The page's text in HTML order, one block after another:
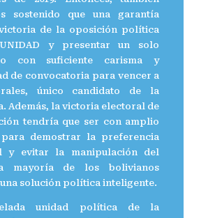
sostenido que una garantía
de la oposición política
y presentar un solo
con suficiente carisma y
de convocatoria para vencer a
único candidato de la
Además, la victoria electoral de
tendría que ser con amplio
para demostrar la preferencia
y evitar la manipulación del
mayoría de los bolivianos
solución política inteligente.
unidad política de la